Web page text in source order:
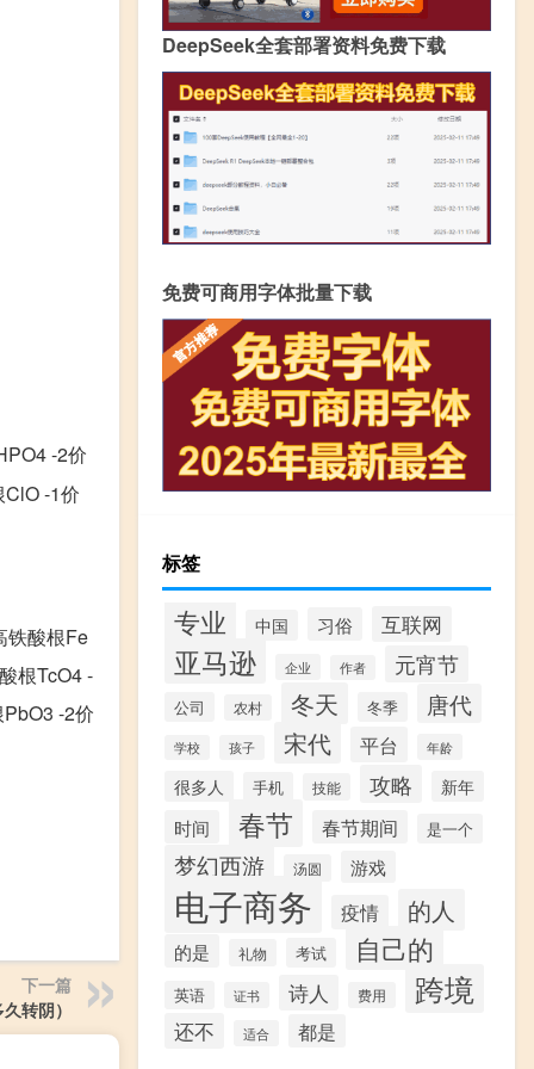
-2价
-1价
铁酸根Fe
根TcO4 -
-2价
下一篇
转阴）
DeepSeek全套部署资料免费下载
免费可商用字体批量下载
标签
专业 中国 习俗 互联网
亚马逊 企业 作者 元宵节
公司 农村 冬天 冬季 唐代
学校 孩子 宋代 平台 年龄
很多人 手机 技能 攻略 新年
时间 春节 春节期间 是一个
梦幻西游 汤圆 游戏
电子商务 疫情 的人
的是 礼物 考试 自己的
英语 证书 诗人 费用 跨境
还不 适合 都是